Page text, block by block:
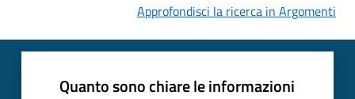
Approfondisci la ricerca in Argomenti
Quanto sono chiare le informazioni